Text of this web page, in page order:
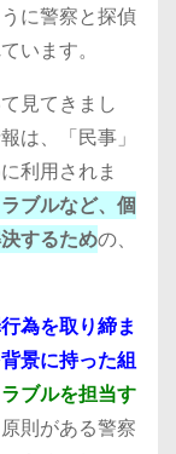
に警察と探偵
います。
見てきまし
は、「民事」
利用されま
ブルなど、個
するための、
為を取り締ま
景に持った組
ブルを担当す
則がある警察